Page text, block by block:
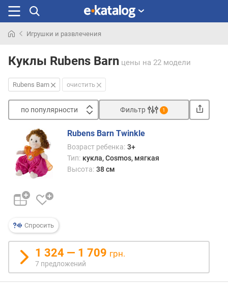
раньше
Игрушки и развлечения
Куклы Rubens Barn цены на 22 модели
Rubens Barn очистить
по популярности
п
о
п
о
у
л
р
н
с
Фильтр 1
Спросить
Rubens Barn Twinkle
Возраст ребенка: 3+
Тип: кукла, Cosmos, мягкая
Высота: 38 см
1 324 — 1 709 грн.
7 предложений